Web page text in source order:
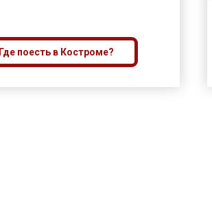
Где поесть в Костроме?